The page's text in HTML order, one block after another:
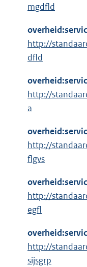
mgdfld
http://
dfld
http://
a
http://
flgvs
http://
egfl
http://
sijsgrp